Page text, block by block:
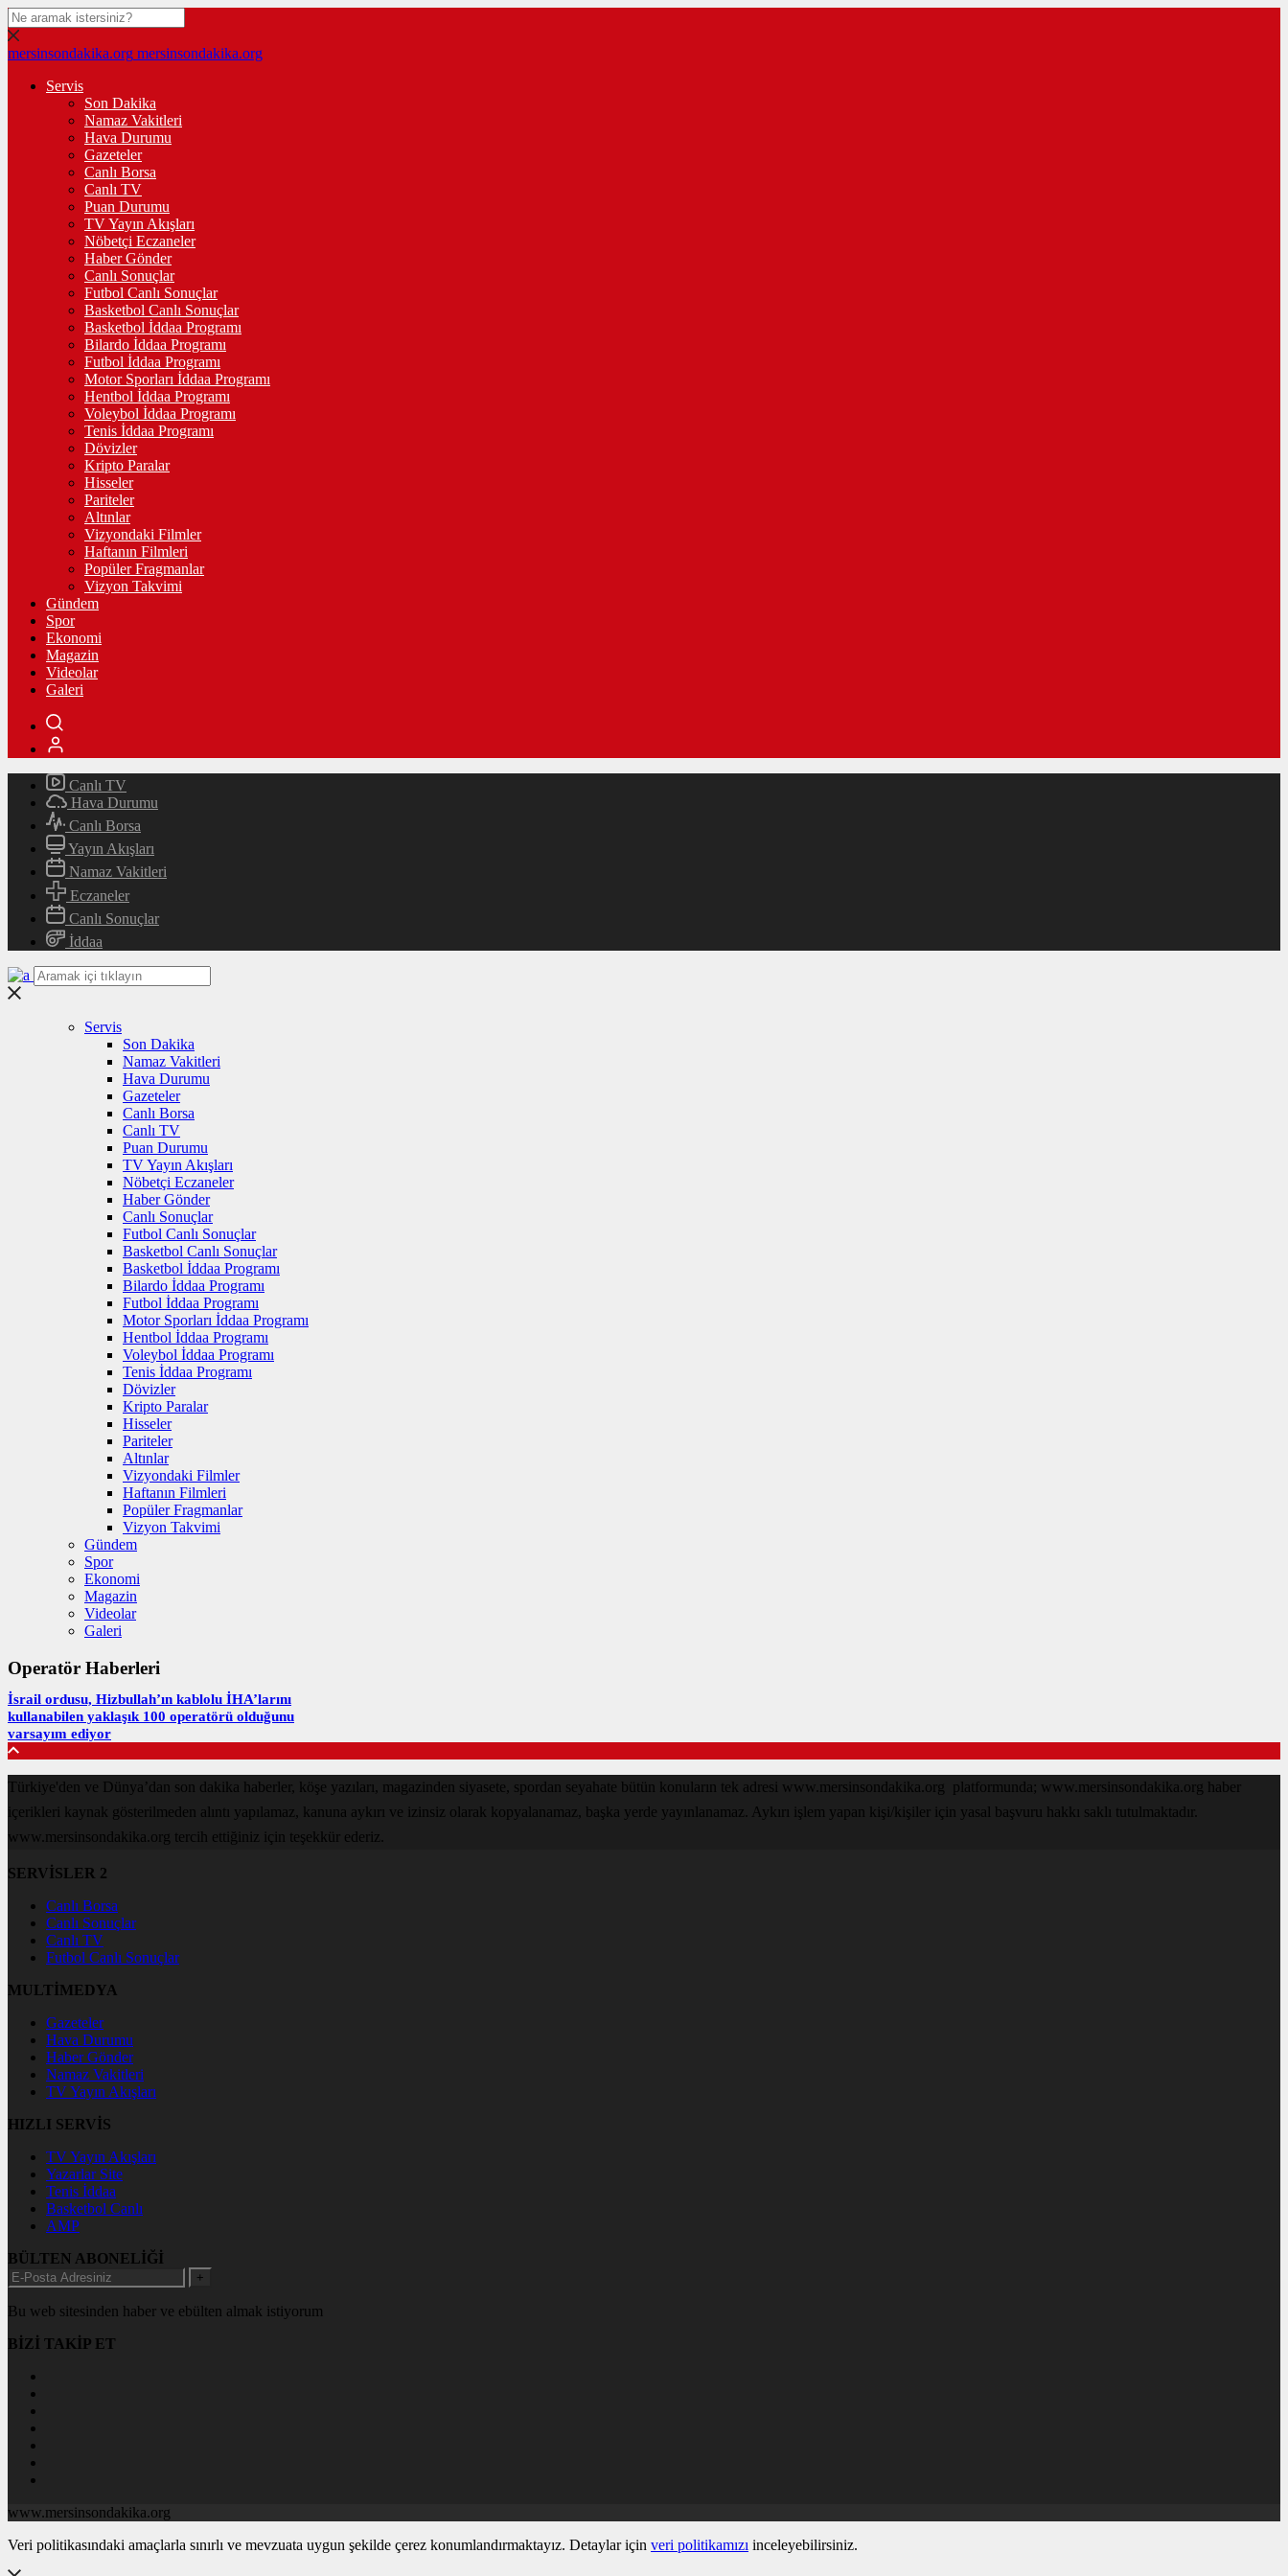
mersinsondakika.org mersinsondakika.org
Servis
Son Dakika
Namaz Vakitleri
Hava Durumu
Gazeteler
Canlı Borsa
Canlı TV
Puan Durumu
TV Yayın Akışları
Nöbetçi Eczaneler
Haber Gönder
Canlı Sonuçlar
Futbol Canlı Sonuçlar
Basketbol Canlı Sonuçlar
Basketbol İddaa Programı
Bilardo İddaa Programı
Futbol İddaa Programı
Motor Sporları İddaa Programı
Hentbol İddaa Programı
Voleybol İddaa Programı
Tenis İddaa Programı
Dövizler
Kripto Paralar
Hisseler
Pariteler
Altınlar
Vizyondaki Filmler
Haftanın Filmleri
Popüler Fragmanlar
Vizyon Takvimi
Gündem
Spor
Ekonomi
Magazin
Videolar
Galeri
Canlı TV
Hava Durumu
Canlı Borsa
Yayın Akışları
Namaz Vakitleri
Eczaneler
Canlı Sonuçlar
İddaa
Servis
Son Dakika
Namaz Vakitleri
Hava Durumu
Gazeteler
Canlı Borsa
Canlı TV
Puan Durumu
TV Yayın Akışları
Nöbetçi Eczaneler
Haber Gönder
Canlı Sonuçlar
Futbol Canlı Sonuçlar
Basketbol Canlı Sonuçlar
Basketbol İddaa Programı
Bilardo İddaa Programı
Futbol İddaa Programı
Motor Sporları İddaa Programı
Hentbol İddaa Programı
Voleybol İddaa Programı
Tenis İddaa Programı
Dövizler
Kripto Paralar
Hisseler
Pariteler
Altınlar
Vizyondaki Filmler
Haftanın Filmleri
Popüler Fragmanlar
Vizyon Takvimi
Gündem
Spor
Ekonomi
Magazin
Videolar
Galeri
Operatör Haberleri
İsrail ordusu, Hizbullah’ın kablolu İHA’larını
kullanabilen yaklaşık 100 operatörü olduğunu
varsayım ediyor
Türkiye'den ve Dünya’dan son dakika haberler, köşe yazıları, magazinden siyasete, spordan seyahate bütün konuların tek adresi www.mersinsondakika.org platformunda; www.mersinsondakika.org haber
içerikleri kaynak gösterilmeden alıntı yapılamaz, kanuna aykırı ve izinsiz olarak kopyalanamaz, başka yerde yayınlanamaz. Aykırı işlem yapan kişi/kişiler için yasal başvuru hakkı saklı tutulmaktadır.
www.mersinsondakika.org tercih ettiğiniz için teşekkür ederiz.
SERVİSLER 2
Canlı Borsa
Canlı Sonuçlar
Canlı TV
Futbol Canlı Sonuçlar
MULTİMEDYA
Gazeteler
Hava Durumu
Haber Gönder
Namaz Vakitleri
TV Yayın Akışları
HIZLI SERVİS
TV Yayın Akışları
Yazarlar Site
Tenis İddaa
Basketbol Canlı
AMP
BÜLTEN ABONELİĞİ
+
Bu web sitesinden haber ve ebülten almak istiyorum
BİZİ TAKİP ET
www.mersinsondakika.org
Veri politikasındaki amaçlarla sınırlı ve mevzuata uygun şekilde çerez konumlandırmaktayız. Detaylar için veri politikamızı inceleyebilirsiniz.